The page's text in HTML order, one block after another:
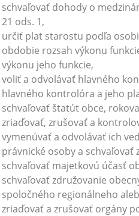
schvaľovať dohody o
21 ods. 1,
určiť plat starostu podľa
obdobie rozsah výkonu
výkonu jeho funkcie,
voliť a odvolávať hlavného
hlavného kontrolóra a jeho
schvaľovať štatút obce,
zriaďovať, zrušovať a
vymenúvať a odvolávať ich
právnické osoby a
schvaľovať majetkovú účasť
schvaľovať združovanie
spoločného regionálneho
zriaďovať a zrušovať orgány